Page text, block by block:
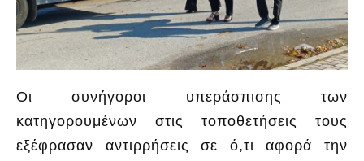
Οι συνήγοροι υπεράσπισης των
κατηγορουμένων στις τοποθετήσεις τους
εξέφρασαν αντιρρήσεις σε ό,τι αφορά την